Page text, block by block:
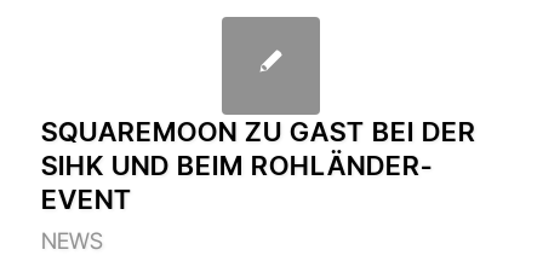
SQUAREMOON ZU GAST BEI DER
SIHK UND BEIM ROHLÄNDER-
EVENT
NEWS